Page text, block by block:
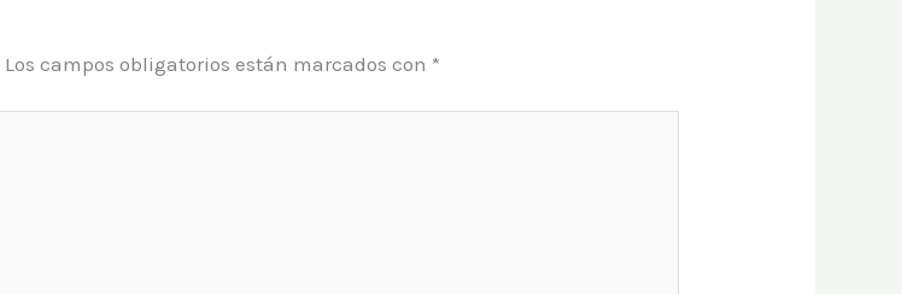
Los campos obligatorios están marcados con *